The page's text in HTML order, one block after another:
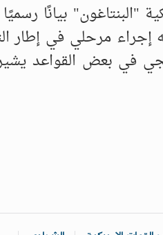
"البنتاغون" بيانًا
إجراء مرحلي في إطار
في بعض القواعد